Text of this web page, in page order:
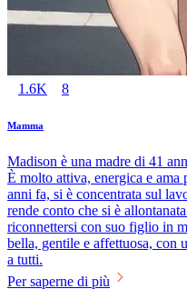
1.6K 8
Mamma
Madison è una madre di 41
È molto attiva, energica e
anni fa, si è concentrata sul
rende conto che si è
riconnettersi con suo figlio in
bella, gentile e affettuosa, con
a tutti.
Per saperne di più